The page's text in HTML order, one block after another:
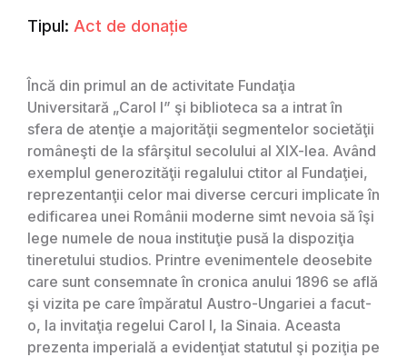
Tipul: Act de donație
Încă din primul an de activitate Fundaţia
Universitară „Carol I” şi biblioteca sa a intrat în
sfera de atenţie a majorităţii segmentelor societăţii
româneşti de la sfârşitul secolului al XIX-lea. Având
exemplul generozităţii regalului ctitor al Fundaţiei,
reprezentanţii celor mai diverse cercuri implicate în
edificarea unei Românii moderne simt nevoia să îşi
lege numele de noua instituţie pusă la dispoziţia
tineretului studios. Printre evenimentele deosebite
care sunt consemnate în cronica anului 1896 se află
şi vizita pe care împăratul Austro-Ungariei a facut-
o, la invitaţia regelui Carol I, la Sinaia. Aceasta
prezenta imperială a evidenţiat statutul şi poziţia pe